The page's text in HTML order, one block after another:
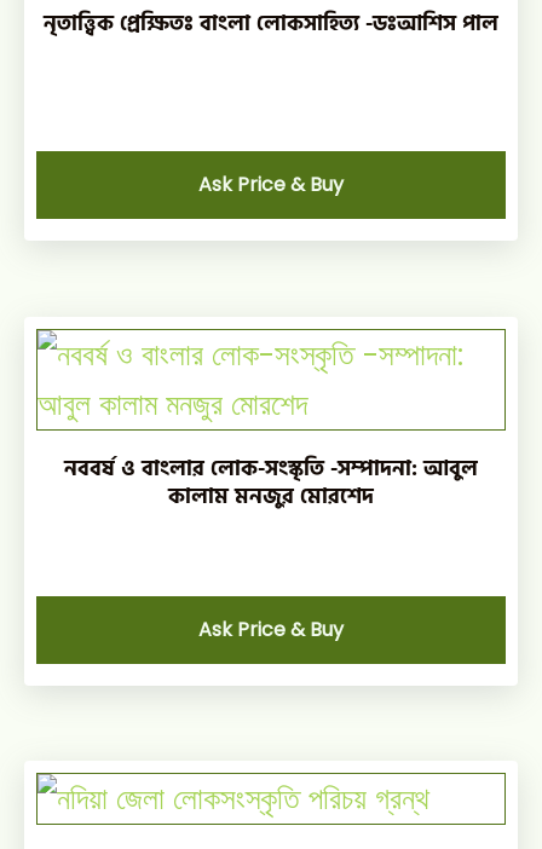
নৃতাত্ত্বিক প্রেক্ষিতঃ বাংলা লোকসাহিত্য -ডঃআশিস পাল
Ask Price & Buy
নববর্ষ ও বাংলার লোক-সংস্কৃতি -সম্পাদনা: আবুল
কালাম মনজুর মোরশেদ
Ask Price & Buy